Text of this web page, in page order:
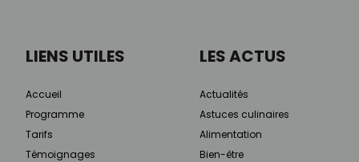
LIENS UTILES
Accueil
Programme
Tarifs
Témoignages
LES ACTUS
Actualités
Astuces culinaires
Alimentation
Bien-être